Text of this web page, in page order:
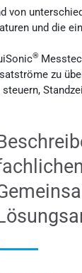
von
und die
®
zu